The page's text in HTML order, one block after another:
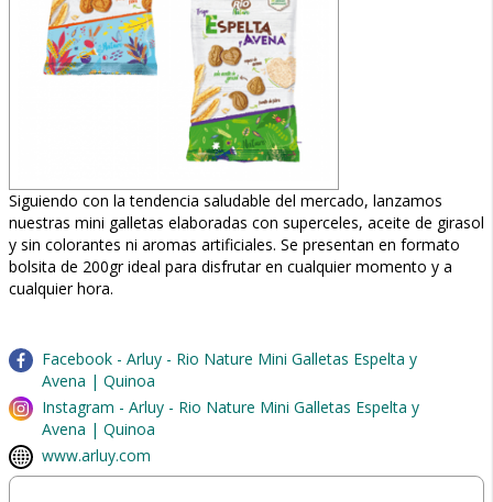
Siguiendo con la tendencia saludable del mercado, lanzamos
nuestras mini galletas elaboradas con superceles, aceite de girasol
y sin colorantes ni aromas artificiales. Se presentan en formato
bolsita de 200gr ideal para disfrutar en cualquier momento y a
cualquier hora.
Facebook - Arluy - Rio Nature Mini Galletas Espelta y
Avena | Quinoa
Instagram - Arluy - Rio Nature Mini Galletas Espelta y
Avena | Quinoa
www.arluy.com